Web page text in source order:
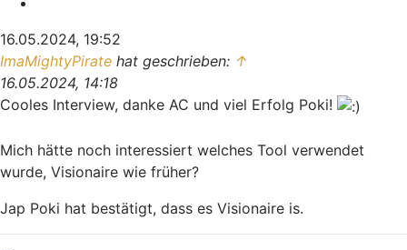
16.05.2024, 19:52
ImaMightyPirate hat geschrieben: ↑
16.05.2024, 14:18
Cooles Interview, danke AC und viel Erfolg Poki!
Mich hätte noch interessiert welches Tool verwendet
wurde, Visionaire wie früher?
Jap Poki hat bestätigt, dass es Visionaire is.